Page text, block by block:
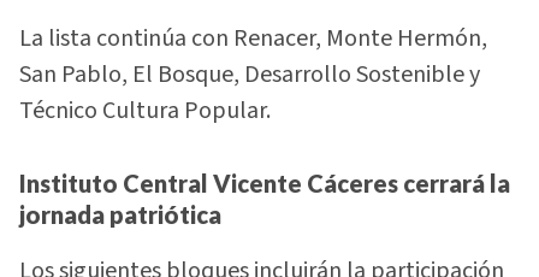
La lista continúa con Renacer, Monte Hermón,
San Pablo, El Bosque, Desarrollo Sostenible y
Técnico Cultura Popular.
Instituto Central Vicente Cáceres cerrará la
jornada patriótica